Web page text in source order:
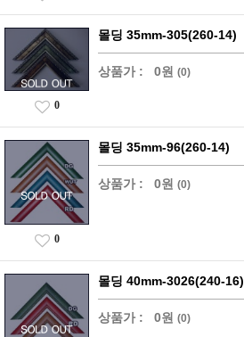
몰딩 35mm-305(260-14)
상품가 : 0원 (0)
0
몰딩 35mm-96(260-14)
상품가 : 0원 (0)
0
몰딩 40mm-3026(240-16)
상품가 : 0원 (0)